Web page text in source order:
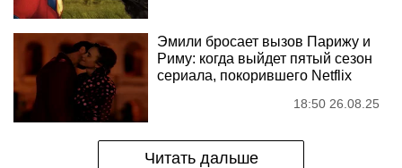
Эмили бросает вызов Парижу и
Риму: когда выйдет пятый сезон
сериала, покорившего Netflix
18:50 26.08.25
Читать дальше